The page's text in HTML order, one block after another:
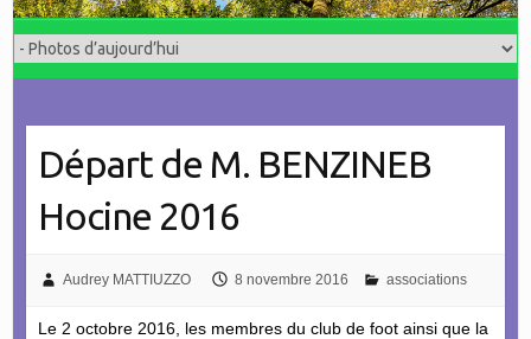
Départ de M. BENZINEB
Hocine 2016
Audrey MATTIUZZO 8 novembre 2016 associations
Le 2 octobre 2016, les membres du club de foot ainsi que la